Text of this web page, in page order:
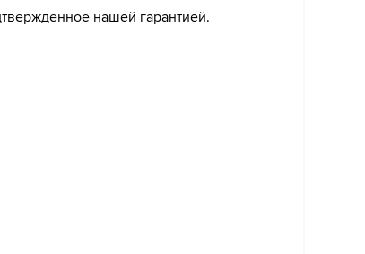
нашей гарантией.